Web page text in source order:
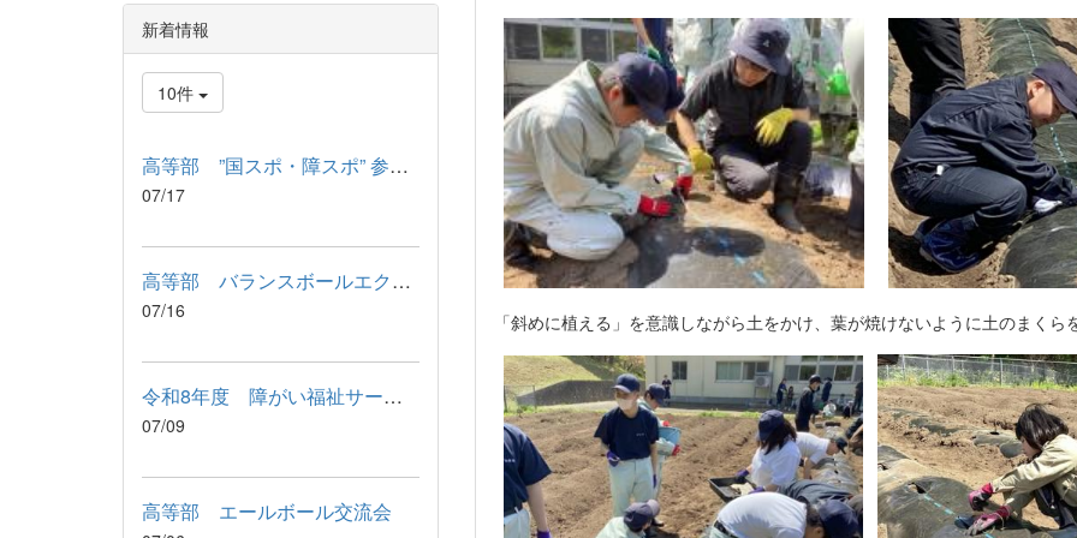
「斜めに植える」を意識しながら土をかけ、葉が焼けないように土のまく
新着情報
10件
高等部 ”国スポ・障スポ” 参加記念品 引渡式
07/17
高等部 バランスボールエクササイズ
07/16
令和8年度 障がい福祉サービス利用に関わる説明会が行われました
07/09
高等部 エールボール交流会